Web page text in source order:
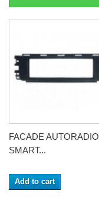
FACADE AUTORADIO
SMART...
Add to cart